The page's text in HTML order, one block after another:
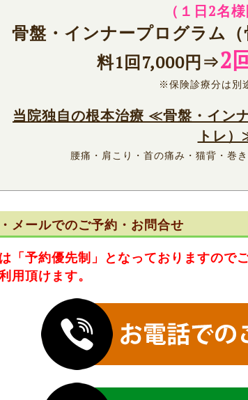
（ １日2名様
骨盤・インナープログラム
料1回7,000円⇒2
※保険診療分は別
当院独自の根本治療 ≪骨盤・イン
トレ
腰痛・肩こり・首の痛み・猫背・巻
メールでのご予約・お問合せ
「予約優先制」
となっておりますので
用頂けます。